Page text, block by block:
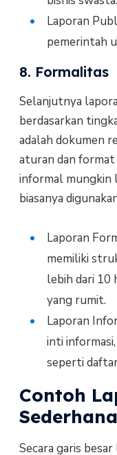
Laporan
pemerintah
8. Formalitas
Selanjutnya
berdasarkan
adalah dokumen
aturan dan
informal mungkin
biasanya
Laporan
memiliki
lebih dari 10
yang rumit.
Laporan
inti
seperti
Contoh
Sederhana
Secara garis